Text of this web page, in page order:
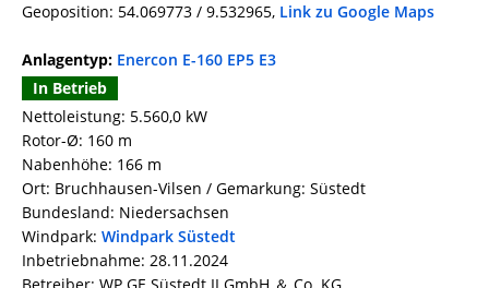
Geoposition: 54.069773 / 9.532965, Link zu Google Maps
Anlagentyp: Enercon E-160 EP5 E3
In Betrieb
Nettoleistung: 5.560,0 kW
Rotor-Ø: 160 m
Nabenhöhe: 166 m
Ort: Bruchhausen-Vilsen / Gemarkung: Süstedt
Bundesland: Niedersachsen
Windpark: Windpark Süstedt
Inbetriebnahme: 28.11.2024